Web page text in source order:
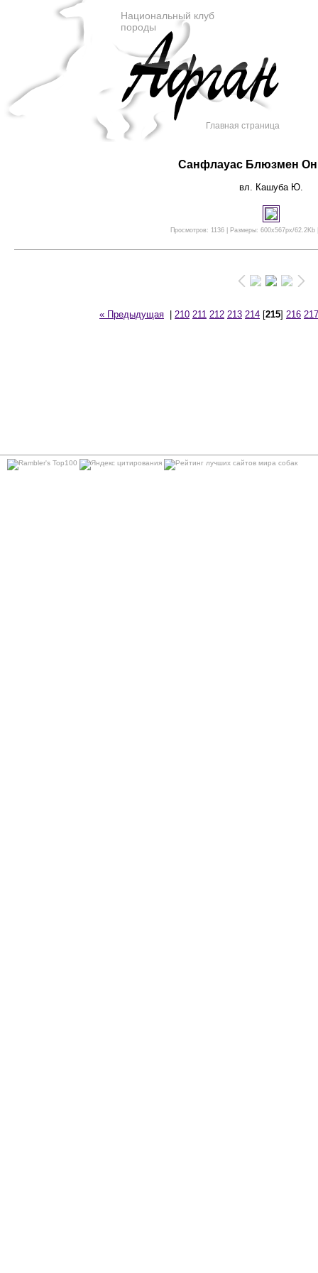
Национальный клуб
породы
Главная страница
Санфлауас Блюзмен Он
вл. Кашуба Ю.
Просмотров: 1136 | Размеры: 600x567px/62.2Kb
« Предыдущая 210 211 212 213 214 [215] 216 217